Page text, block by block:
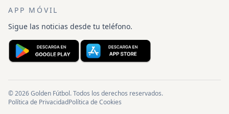
APP MÓVIL
Sigue las noticias desde tu teléfono.
© 2026 Golden Fútbol. Todos los derechos reservados.
Política de PrivacidadPolítica de Cookies